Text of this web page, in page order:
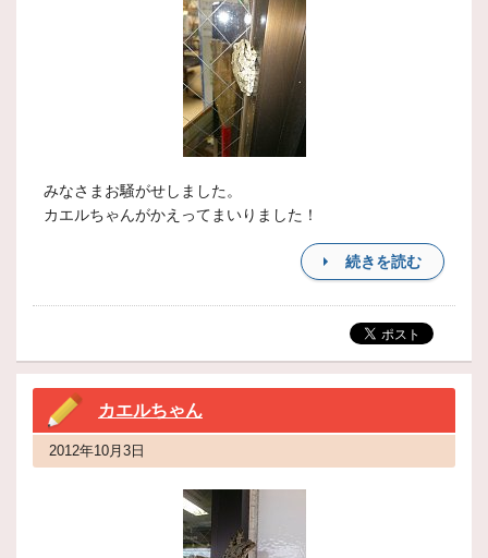
みなさまお騒がせしました。
カエルちゃんがかえってまいりました！
続きを読む
カエルちゃん
2012年10月3日